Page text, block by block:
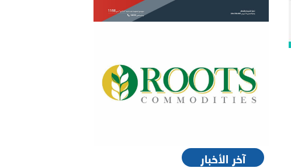
آخر الأخبار